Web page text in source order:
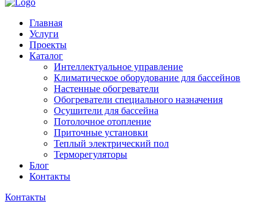
Главная
Услуги
Проекты
Каталог
Интеллектуальное управление
Климатическое оборудование для бассейнов
Настенные обогреватели
Обогреватели специального назначения
Осушители для бассейна
Потолочное отопление
Приточные установки
Теплый электрический пол
Терморегуляторы
Блог
Контакты
Контакты